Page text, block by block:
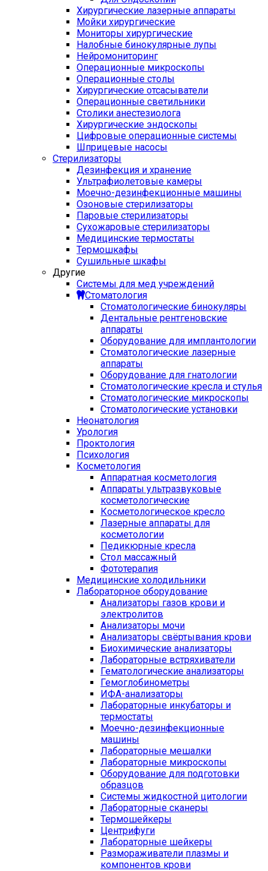
Хирургические лазерные аппараты
Мойки хирургические
Мониторы хирургические
Налобные бинокулярные лупы
Нейромониторинг
Операционные микроскопы
Операционные столы
Хирургические отсасыватели
Операционные светильники
Столики анестезиолога
Хирургические эндоскопы
Цифровые операционные системы
Шприцевые насосы
Стерилизаторы
Дезинфекция и хранение
Ультрафиолетовые камеры
Моечно-дезинфекционные машины
Озоновые стерилизаторы
Паровые стерилизаторы
Сухожаровые стерилизаторы
Медицинские термостаты
Термошкафы
Сушильные шкафы
Другие
Системы для мед учреждений
Стоматология
Стоматологические бинокуляры
Дентальные рентгеновские
аппараты
Оборудование для имплантологии
Стоматологические лазерные
аппараты
Оборудование для гнатологии
Стоматологические кресла и стулья
Стоматологические микроскопы
Стоматологические установки
Неонатология
Урология
Проктология
Психология
Косметология
Аппаратная косметология
Аппараты ультразвуковые
косметологические
Косметологическое кресло
Лазерные аппараты для
косметологии
Педикюрные кресла
Стол массажный
Фототерапия
Медицинские холодильники
Лабораторное оборудование
Анализаторы газов крови и
электролитов
Анализаторы мочи
Анализаторы свёртывания крови
Биохимические анализаторы
Лабораторные встряхиватели
Гематологические анализаторы
Гемоглобинометры
ИФА-анализаторы
Лабораторные инкубаторы и
термостаты
Моечно-дезинфекционные
машины
Лабораторные мешалки
Лабораторные микроскопы
Оборудование для подготовки
образцов
Системы жидкостной цитологии
Лабораторные сканеры
Термошейкеры
Центрифуги
Лабораторные шейкеры
Размораживатели плазмы и
компонентов крови